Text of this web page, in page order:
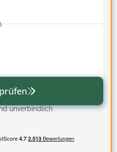
unverbindlich